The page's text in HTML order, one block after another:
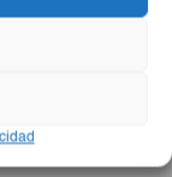
del